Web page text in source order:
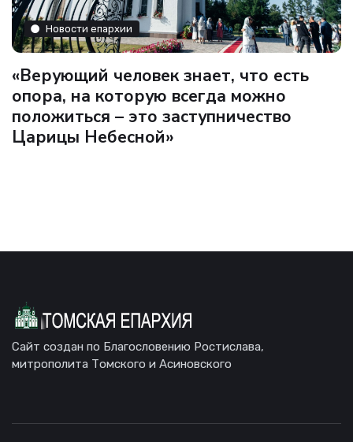
Новости епархии
«Верующий человек знает, что есть
опора, на которую всегда можно
положиться – это заступничество
Царицы Небесной»
Сайт создан по Благословению Ростислава,
митрополита Томского и Асиновского